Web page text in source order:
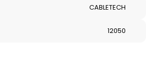
CABLETECH
12050